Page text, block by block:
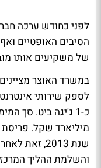
לפני כחודש ערכה
הסיבים האופטיים
של משקיעים אותו
במשרד האוצר
לספק שירותי
מיליארד שקל.
שנת 2013,
והשלמת ההליך